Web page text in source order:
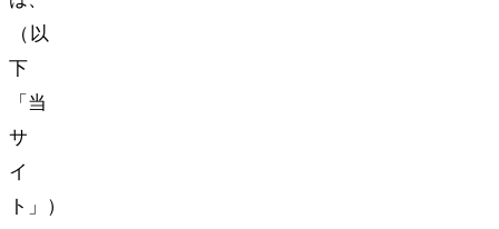
nozomono（以
下
「当
サ
イ
ト」）